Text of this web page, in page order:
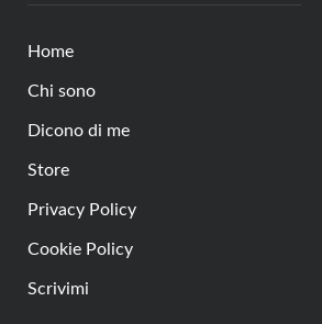
Home
Chi sono
Dicono di me
Store
Privacy Policy
Cookie Policy
Scrivimi